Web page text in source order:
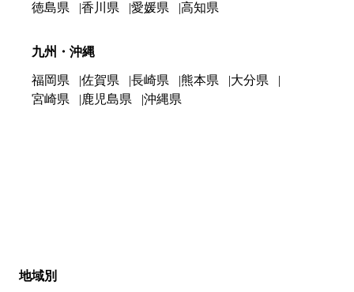
徳島県
香川県 愛媛県 高知県
九州・沖縄
福岡県 佐賀県 長崎県 熊本県
大分県
宮崎県
鹿児島県 沖縄県
地域別